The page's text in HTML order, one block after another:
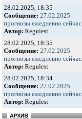
28.02.2025, 18:35
Сообщение: 27.02.2025
прогнозы ежедневно сейчас
Автор: Regulest
28.02.2025, 18:35
Сообщение: 27.02.2025
прогнозы ежедневно сейчас
Автор: Regulest
28.02.2025, 18:34
Сообщение: 27.02.2025
прогнозы ежедневно сейчас
Автор: Regulest
АРХИВ